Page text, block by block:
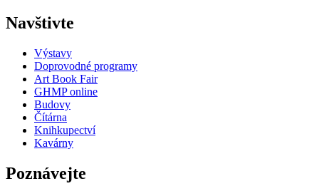
Navštivte
Výstavy
Doprovodné programy
Art Book Fair
GHMP online
Budovy
Čítárna
Knihkupectví
Kavárny
Poznávejte